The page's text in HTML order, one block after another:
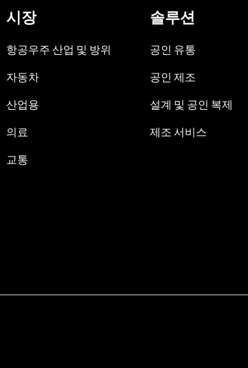
시장
항공우주 산업 및 방위
자동차
산업용
의료
교통
솔루션
공인 유통
공인 제조
설계 및 공인 복제
제조 서비스